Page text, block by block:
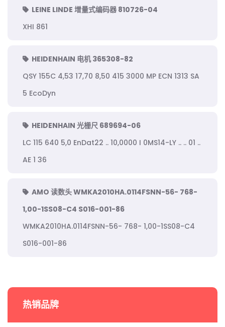
LEINE LINDE 增量式编码器 810726-04
XHI 861
HEIDENHAIN 电机 365308-82
QSY 155C 4,53 17,70 8,50 415 3000 MP ECN 1313 SA
5 EcoDyn
HEIDENHAIN 光栅尺 689694-06
LC 115 640 5,0 EnDat22 .. 10,0000 I 0MS14-LY .. .. 01 ..
AE 1 36
AMO 读数头 WMKA2010HA.0114FSNN-56- 768-
1,00-1SS08-C4 S016-001-86
WMKA2010HA.0114FSNN-56- 768- 1,00-1SS08-C4
S016-001-86
热销品牌